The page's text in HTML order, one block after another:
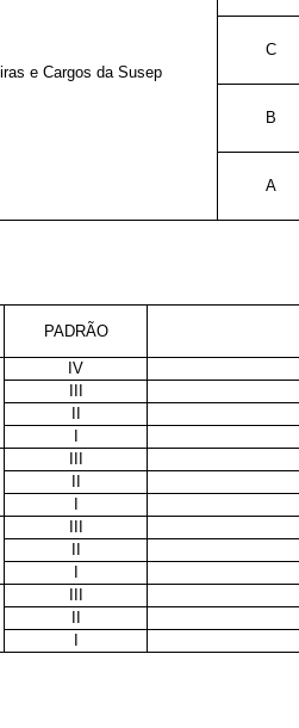
e Cargos da Susep
C
B
A
PADRÃO
IV